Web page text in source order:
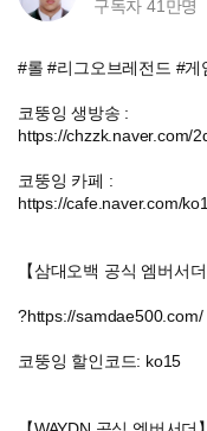
구독자41만명
#롤 #리그오브레전드 #게
코뚱잉 생방송 :
https://chzzk.naver.com/
코뚱잉 카페 :
https://cafe.naver.com/
【삼대오백 공식 엠버서더
?https://samdae500.com/
코뚱잉 할인코드: ko15